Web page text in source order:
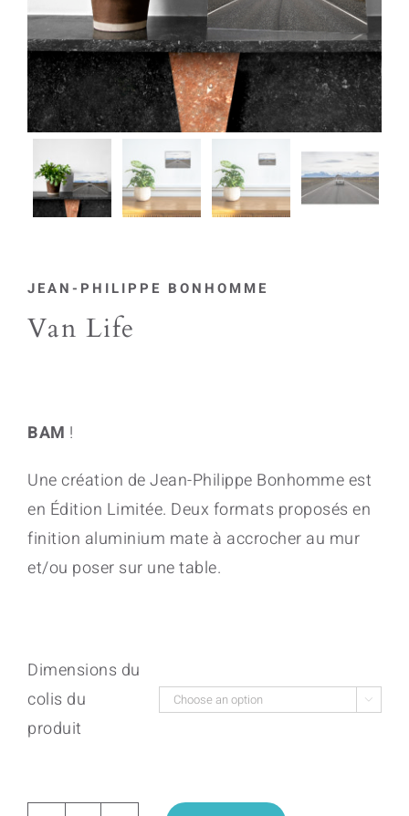
JEAN-PHILIPPE BONHOMME
Van Life
BAM !
Une création de Jean-Philippe Bonhomme est
en Édition Limitée. Deux formats proposés en
finition aluminium mate à accrocher au mur
et/ou poser sur une table.
Dimensions du
colis du
produit
